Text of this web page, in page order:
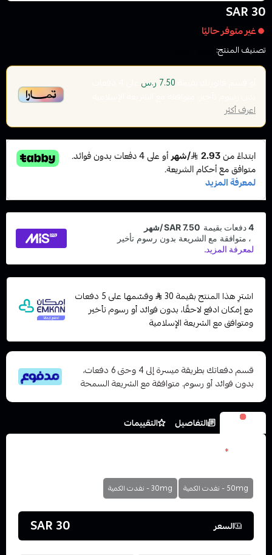
30 SAR
غير متوفر حاليًا
تصنيف المنتج:
7.50 ر.س
اعرف أكثر
اشترِ هذا المنتج بقيمة 30
وقسّمها على 5 دفعات
مع إمكان ادفع لاحقًا، بدون فوائد أو رسوم تأخير
ومتوافق مع الشريعة الإسلامية
قسم دفعاتك بطريقة ميسرة إلى 4 وحتى 6 دفعات،
بدون فوائد أو رسوم. متوافقة مع الشريعة السمحة
الخيارات التفاصيل
التقييمات
*
50mg - نفدت الكمية 30mg - نفدت الكمية
السعر 30 SAR